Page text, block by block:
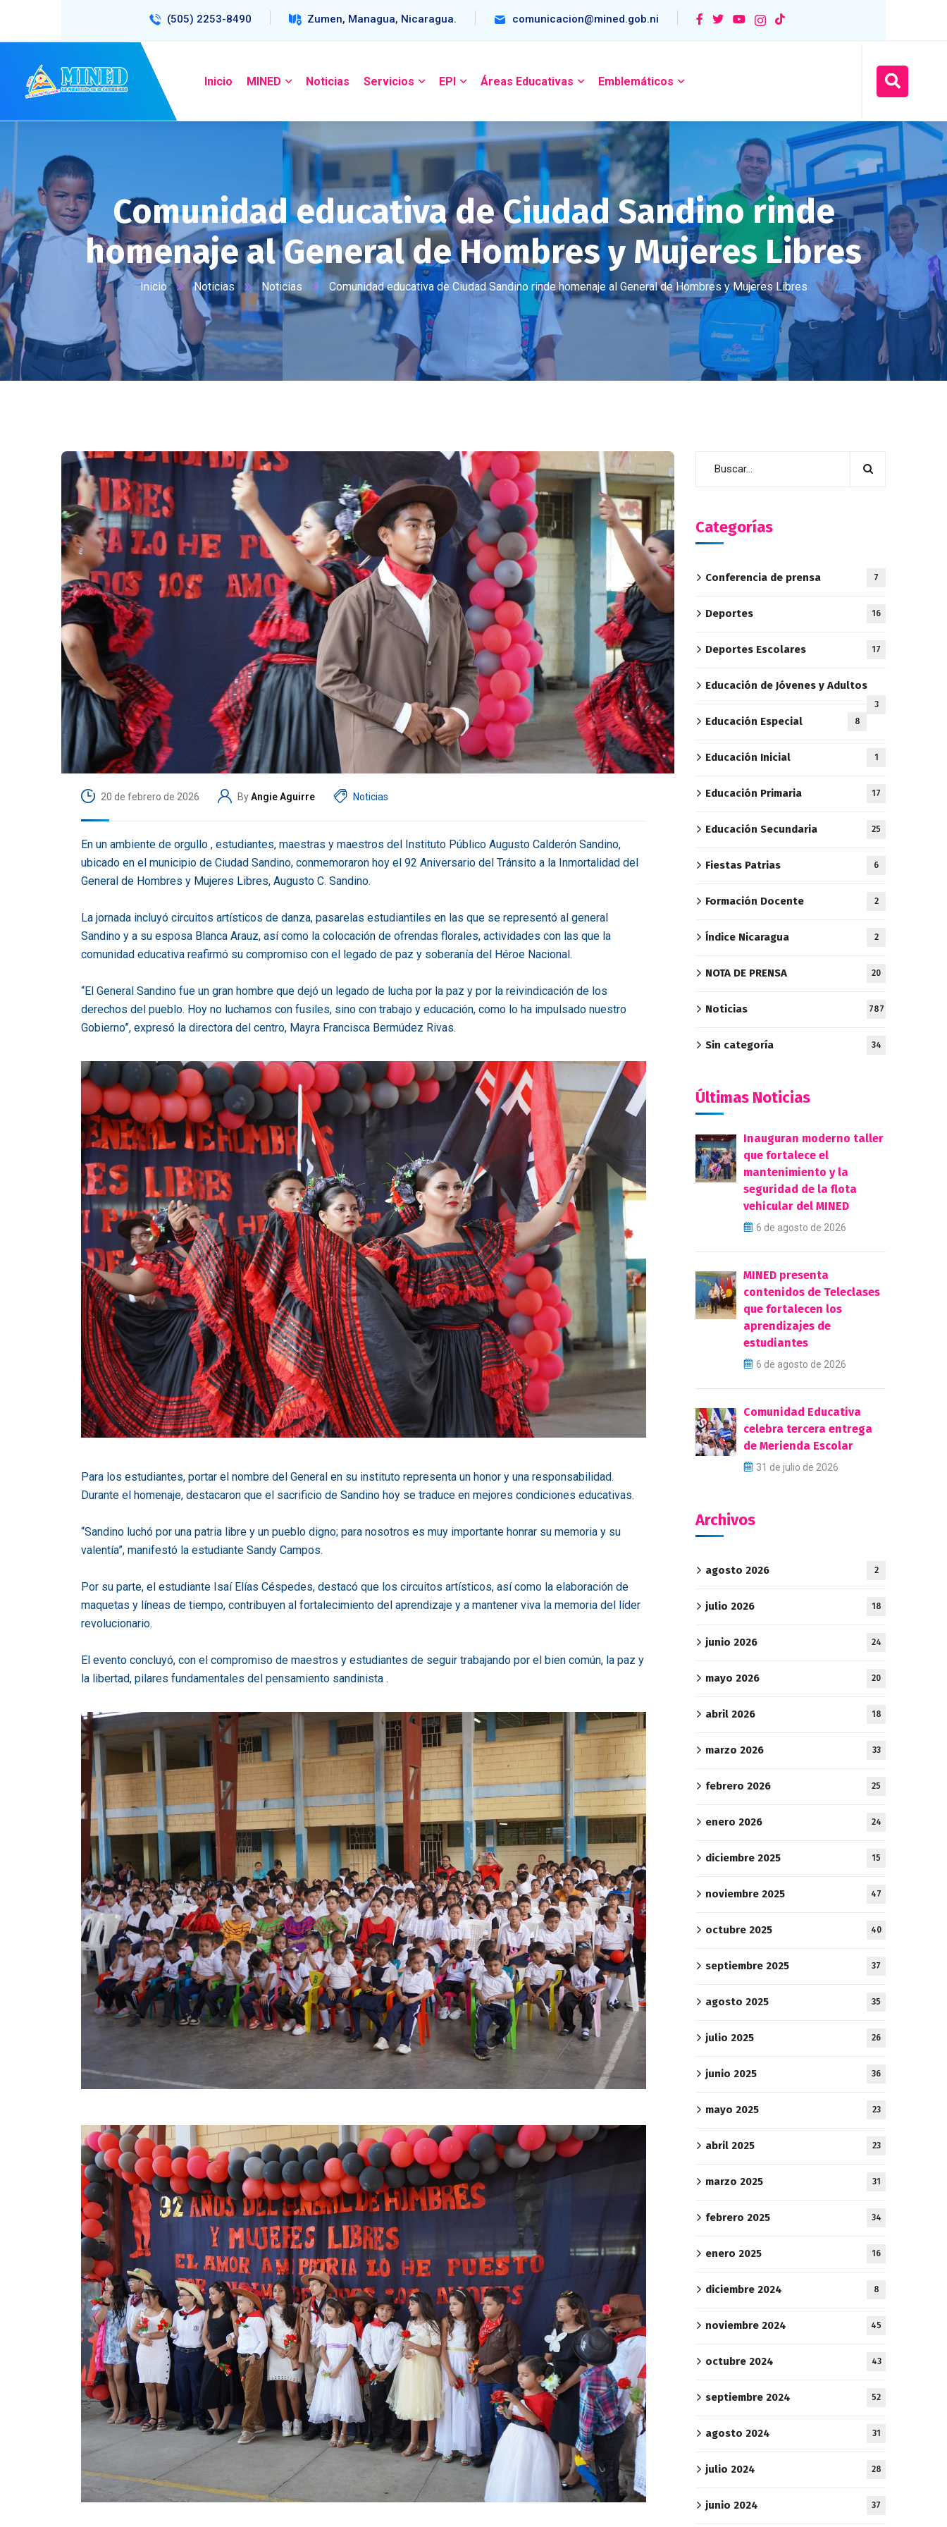
(505) 2253-8490 Zumen, Managua, Nicaragua. comunicacion@mined.gob.ni
Inicio MINED Noticias Servicios EPI Áreas Educativas Emblemáticos
Comunidad educativa de Ciudad Sandino rinde
homenaje al General de Hombres y Mujeres Libres
Inicio Noticias Noticias Comunidad educativa de Ciudad Sandino rinde homenaje al General de Hombres y Mujeres Libres
20 de febrero de 2026 ByAngie Aguirre Noticias
En un ambiente de orgullo , estudiantes, maestras y maestros del Instituto Público Augusto Calderón Sandino,
ubicado en el municipio de Ciudad Sandino, conmemoraron hoy el 92 Aniversario del Tránsito a la Inmortalidad del
General de Hombres y Mujeres Libres, Augusto C. Sandino.
La jornada incluyó circuitos artísticos de danza, pasarelas estudiantiles en las que se representó al general
Sandino y a su esposa Blanca Arauz, así como la colocación de ofrendas florales, actividades con las que la
comunidad educativa reafirmó su compromiso con el legado de paz y soberanía del Héroe Nacional.
“El General Sandino fue un gran hombre que dejó un legado de lucha por la paz y por la reivindicación de los
derechos del pueblo. Hoy no luchamos con fusiles, sino con trabajo y educación, como lo ha impulsado nuestro
Gobierno”, expresó la directora del centro, Mayra Francisca Bermúdez Rivas.
Para los estudiantes, portar el nombre del General en su instituto representa un honor y una responsabilidad.
Durante el homenaje, destacaron que el sacrificio de Sandino hoy se traduce en mejores condiciones educativas.
“Sandino luchó por una patria libre y un pueblo digno; para nosotros es muy importante honrar su memoria y su
valentía”, manifestó la estudiante Sandy Campos.
Por su parte, el estudiante Isaí Elías Céspedes, destacó que los circuitos artísticos, así como la elaboración de
maquetas y líneas de tiempo, contribuyen al fortalecimiento del aprendizaje y a mantener viva la memoria del líder
revolucionario.
El evento concluyó, con el compromiso de maestros y estudiantes de seguir trabajando por el bien común, la paz y
la libertad, pilares fundamentales del pensamiento sandinista .
Categorías
Conferencia de prensa 7
Deportes 16
Deportes Escolares 17
Educación de Jóvenes y Adultos
3
Educación Especial 8
Educación Inicial 1
Educación Primaria 17
Educación Secundaria 25
Fiestas Patrias 6
Formación Docente 2
Índice Nicaragua 2
NOTA DE PRENSA 20
Noticias 787
Sin categoría 34
Últimas Noticias
Inauguran moderno taller
que fortalece el
mantenimiento y la
seguridad de la flota
vehicular del MINED
6 de agosto de 2026
MINED presenta
contenidos de Teleclases
que fortalecen los
aprendizajes de
estudiantes
6 de agosto de 2026
Comunidad Educativa
celebra tercera entrega
de Merienda Escolar
31 de julio de 2026
Archivos
agosto 2026 2
julio 2026 18
junio 2026 24
mayo 2026 20
abril 2026 18
marzo 2026 33
febrero 2026 25
enero 2026 24
diciembre 2025 15
noviembre 2025 47
octubre 2025 40
septiembre 2025 37
agosto 2025 35
julio 2025 26
junio 2025 36
mayo 2025 23
abril 2025 23
marzo 2025 31
febrero 2025 34
enero 2025 16
diciembre 2024 8
noviembre 2024 45
octubre 2024 43
septiembre 2024 52
agosto 2024 31
julio 2024 28
junio 2024 37